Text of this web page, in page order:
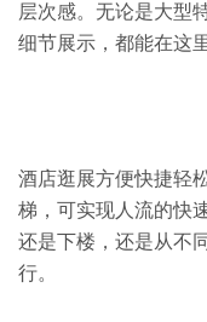
山东越
天津
新
层次感。无论是大型
细节展示，都能在这
酒店逛展方便快捷轻
梯，可实现人流的快
还是下楼，还是从不
行。